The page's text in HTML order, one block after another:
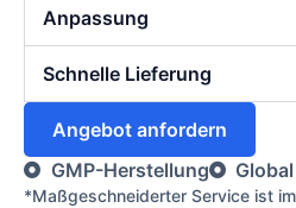
Anpassung
Schnelle Lieferung
Angebot anfordern
GMP-Herstellung
*Maßgeschneiderter Service ist